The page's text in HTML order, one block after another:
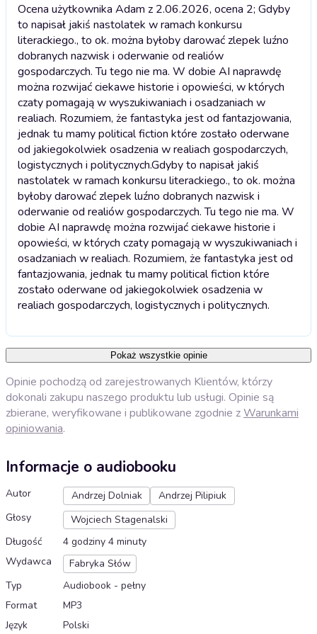
Ocena użytkownika Adam z 2.06.2026, ocena 2; Gdyby
to napisał jakiś nastolatek w ramach konkursu
literackiego., to ok. można byłoby darować zlepek luźno
dobranych nazwisk i oderwanie od realiów
gospodarczych. Tu tego nie ma. W dobie AI naprawdę
można rozwijać ciekawe historie i opowieści, w których
czaty pomagają w wyszukiwaniach i osadzaniach w
realiach. Rozumiem, że fantastyka jest od fantazjowania,
jednak tu mamy political fiction które zostało oderwane
od jakiegokolwiek osadzenia w realiach gospodarczych,
logistycznych i politycznych.Gdyby to napisał jakiś
nastolatek w ramach konkursu literackiego., to ok. można
byłoby darować zlepek luźno dobranych nazwisk i
oderwanie od realiów gospodarczych. Tu tego nie ma. W
dobie AI naprawdę można rozwijać ciekawe historie i
opowieści, w których czaty pomagają w wyszukiwaniach i
osadzaniach w realiach. Rozumiem, że fantastyka jest od
fantazjowania, jednak tu mamy political fiction które
zostało oderwane od jakiegokolwiek osadzenia w
realiach gospodarczych, logistycznych i politycznych.
Pokaż wszystkie opinie
Opinie pochodzą od zarejestrowanych Klientów, którzy
dokonali zakupu naszego produktu lub usługi. Opinie są
zbierane, weryfikowane i publikowane zgodnie zWarunkami
opiniowania.
Informacje o audiobooku
Autor Andrzej Dolniak
Andrzej Pilipiuk
Głosy
Wojciech Stagenalski
Długość
4 godziny 4 minuty
Wydawca
Fabryka Słów
Typ
Audiobook - pełny
Format
MP3
Język
Polski